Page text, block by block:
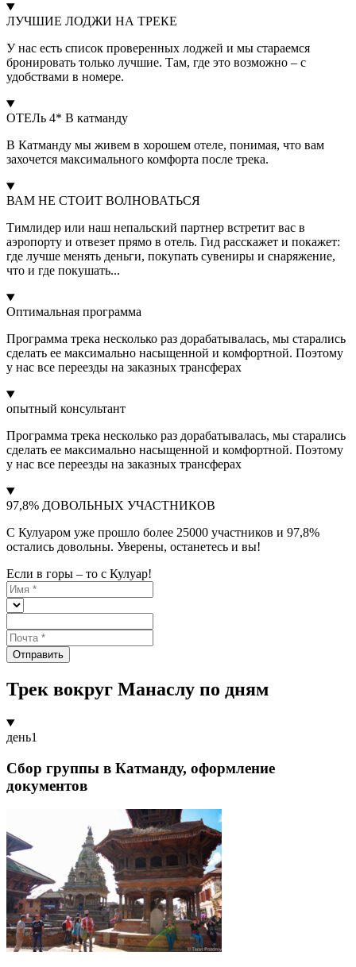
ЛУЧШИЕ ЛОДЖИ НА ТРЕКЕ
У нас есть список проверенных лоджей и мы стараемся
бронировать только лучшие. Там, где это возможно – с
удобствами в номере.
ОТЕЛь 4* В катманду
В Катманду мы живем в хорошем отеле, понимая, что вам
захочется максимального комфорта после трека.
ВАМ НЕ СТОИТ ВОЛНОВАТЬСЯ
Тимлидер или наш непальский партнер встретит вас в
аэропорту и отвезет прямо в отель. Гид расскажет и покажет:
где лучше менять деньги, покупать сувениры и снаряжение,
что и где покушать...
Оптимальная программа
Программа трека несколько раз дорабатывалась, мы старались
сделать ее максимально насыщенной и комфортной. Поэтому
у нас все переезды на заказных трансферах
опытный консультант
Программа трека несколько раз дорабатывалась, мы старались
сделать ее максимально насыщенной и комфортной. Поэтому
у нас все переезды на заказных трансферах
97,8% ДОВОЛЬНЫХ УЧАСТНИКОВ
С Кулуаром уже прошло более 25000 участников и 97,8%
остались довольны. Уверены, останетесь и вы!
Если в горы – то с Кулуар!
Отправить
Трек вокруг Манаслу по дням
день1
Сбор группы в Катманду, оформление
документов